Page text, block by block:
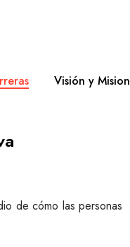
Visión y Mision
de cómo las personas